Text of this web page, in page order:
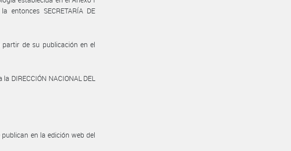
SECRETARÍA DE
partir de su publicación en el
DIRECCIÓN NACIONAL DEL
en la edición web del